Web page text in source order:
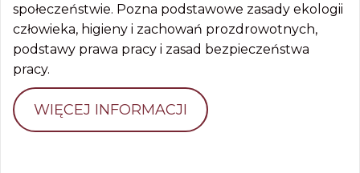
społeczeństwie. Pozna podstawowe zasady ekologii
człowieka, higieny i zachowań prozdrowotnych,
podstawy prawa pracy i zasad bezpieczeństwa
pracy.
WIĘCEJ INFORMACJI